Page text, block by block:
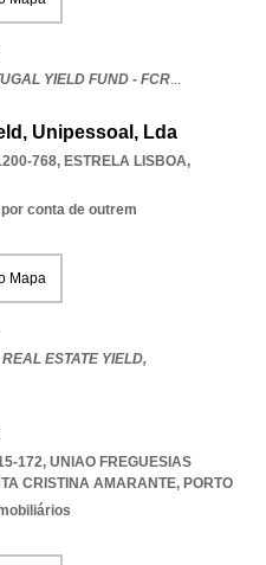
YIELD FUND - FCR...
Unipessoal, Lda
768, ESTRELA LISBOA,
conta de outrem
Mapa
ESTATE YIELD,
172, UNIAO FREGUESIAS
CRISTINA AMARANTE, PORTO